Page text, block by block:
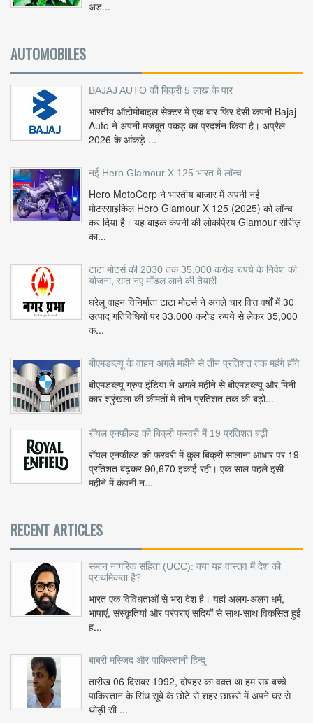
अड...
AUTOMOBILES
BAJAJ AUTO की बिक्री 5 लाख के पार
भारतीय ऑटोमोबाइल सेक्टर में एक बार फिर देसी कंपनी Bajaj
Auto ने अपनी मजबूत पकड़ का प्रदर्शन किया है। अप्रैल
2026 के आंकड़े ...
नई Hero Glamour X 125 भारत में लॉन्च
Hero MotoCorp ने भारतीय बाजार में अपनी नई
मोटरसाइकिल Hero Glamour X 125 (2025) को लॉन्च
कर दिया है। यह बाइक कंपनी की लोकप्रिय Glamour सीरीज़
का...
टाटा मोटर्स की 2030 तक 35,000 करोड़ रुपये के निवेश की
योजना, सात नए मॉडल लाने की तैयारी
घरेलू वाहन विनिर्माता टाटा मोटर्स ने अगले चार वित्त वर्षों में 30
उत्पाद गतिविधियों पर 33,000 करोड़ रुपये से लेकर 35,000
क...
बीएमडब्ल्यू के वाहन अगले महीने से तीन प्रतिशत तक महंगे होंगे
बीएमडब्ल्यू ग्रुप इंडिया ने अगले महीने से बीएमडब्ल्यू और मिनी
कार श्रृंखला की कीमतों में तीन प्रतिशत तक की बढ़ो...
रॉयल एनफील्ड की बिक्री फरवरी में 19 प्रतिशत बढ़ी
रॉयल एनफील्ड की फरवरी में कुल बिक्री सालाना आधार पर 19
प्रतिशत बढ़कर 90,670 इकाई रही। एक साल पहले इसी
महीने में कंपनी न...
RECENT ARTICLES
समान नागरिक संहिता (UCC): क्या यह वास्तव में देश की
प्राथमिकता है?
भारत एक विविधताओं से भरा देश है। यहां अलग-अलग धर्म,
भाषाएं, संस्कृतियां और परंपराएं सदियों से साथ-साथ विकसित हुई
ह...
बाबरी मस्जिद और पाकिस्तानी हिन्दू
तारीख 06 दिसंबर 1992, दोपहर का वक़्त था हम सब बच्चे
पाकिस्तान के सिंध सूबे के छोटे से शहर छाछरो में अपने घर से
थोड़ी सी ...